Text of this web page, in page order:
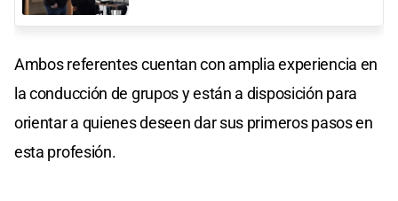
Ambos referentes cuentan con amplia experiencia en
la conducción de grupos y están a disposición para
orientar a quienes deseen dar sus primeros pasos en
esta profesión.